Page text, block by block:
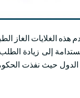
التجارية بالغاز الطبيعي معدل نمو يزيد عن 5.5٪
إلى زيادة
حيث نفذت الحكومة